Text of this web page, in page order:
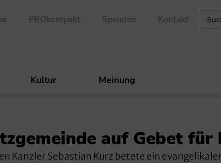
PROkompakt Spenden Kontakt
Kultur Meinung
auf Gebet für
Kanzler Sebastian Kurz betete ein evangelikaler